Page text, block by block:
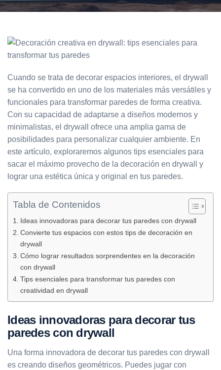
Cuando se trata de decorar espacios interiores, el drywall
se ha convertido en uno de los materiales más versátiles y
funcionales para transformar paredes de forma creativa.
Con su capacidad de adaptarse a diseños modernos y
minimalistas, el drywall ofrece una amplia gama de
posibilidades para personalizar cualquier ambiente. En
este artículo, exploraremos algunos tips esenciales para
sacar el máximo provecho de la decoración en drywall y
lograr una estética única y original en tus paredes.
Tabla de Contenidos
Ideas innovadoras para decorar tus paredes con drywall
Convierte tus espacios con estos tips de decoración en
drywall
Cómo lograr resultados sorprendentes en la decoración
con drywall
Tips esenciales para transformar tus paredes con
creatividad en drywall
Ideas innovadoras para decorar tus
paredes con drywall
Una forma innovadora de decorar tus paredes con drywall
es creando diseños geométricos. Puedes jugar con